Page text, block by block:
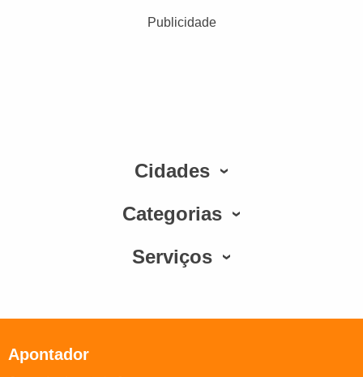
Publicidade
Cidades
Categorias
Serviços
Apontador